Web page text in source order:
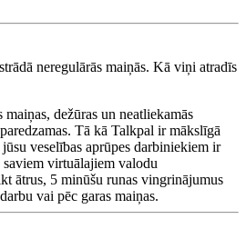
neregulārās maiņās. Kā viņi atradīs
dežūras un neatliekamās
Tā kā Talkpal ir mākslīgā
veselības aprūpes darbiniekiem ir
virtuālajiem valodu
ātrus, 5 minūšu runas vingrinājumus
vai pēc garas maiņas.